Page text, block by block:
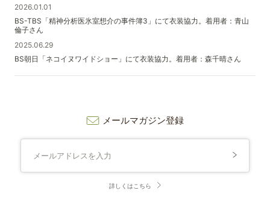
2026.01.01
BS-TBS「精神分析医氷室想介の事件簿3」にて衣装協力。着用者：青山
倫子さん
2025.06.29
BS朝日「ネコイヌワイドショー」にて衣装協力。着用者：森千晴さん
メールマガジン登録
詳しくはこちら